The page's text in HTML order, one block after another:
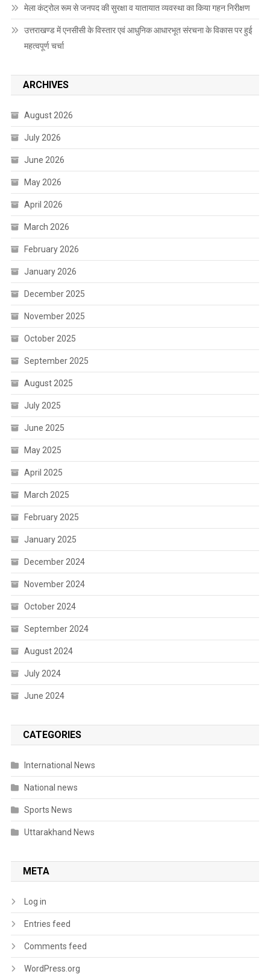
मेला कंट्रोल रूम से जनपद की सुरक्षा व यातायात व्यवस्था का किया गहन निरीक्षण
उत्तराखण्ड में एनसीसी के विस्तार एवं आधुनिक आधारभूत संरचना के विकास पर हुई
महत्वपूर्ण चर्चा
ARCHIVES
August 2026
July 2026
June 2026
May 2026
April 2026
March 2026
February 2026
January 2026
December 2025
November 2025
October 2025
September 2025
August 2025
July 2025
June 2025
May 2025
April 2025
March 2025
February 2025
January 2025
December 2024
November 2024
October 2024
September 2024
August 2024
July 2024
June 2024
CATEGORIES
International News
National news
Sports News
Uttarakhand News
META
Log in
Entries feed
Comments feed
WordPress.org